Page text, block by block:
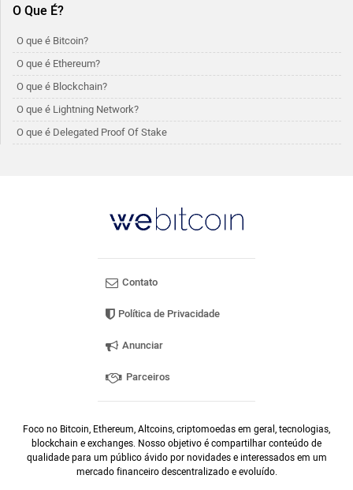
O Que É?
O que é Bitcoin?
O que é Ethereum?
O que é Blockchain?
O que é Lightning Network?
O que é Delegated Proof Of Stake
Contato
Política de Privacidade
Anunciar
Parceiros
Foco no Bitcoin, Ethereum, Altcoins, criptomoedas em geral, tecnologias,
blockchain e exchanges. Nosso objetivo é compartilhar conteúdo de
qualidade para um público ávido por novidades e interessados em um
mercado financeiro descentralizado e evoluído.